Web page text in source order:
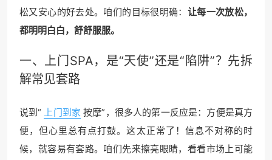
松又安心的好去处。咱们的目标很明确： 让每一次放松，
都明明白白，舒舒服服。
一、上门SPA，是“天使”还是“陷阱”？先拆
解常见套路
说到“ 上门到家 按摩”，很多人的第一反应是：方便是真方
便，但心里总有点打鼓。这太正常了！信息不对称的时
候，就容易有套路。咱们先来擦亮眼睛，看看市场上可能